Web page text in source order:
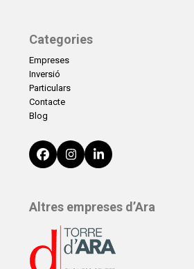
Categories
Empreses
Inversió
Particulars
Contacte
Blog
FacebookInstagram
LinkedIn
Altres empreses d’Ara